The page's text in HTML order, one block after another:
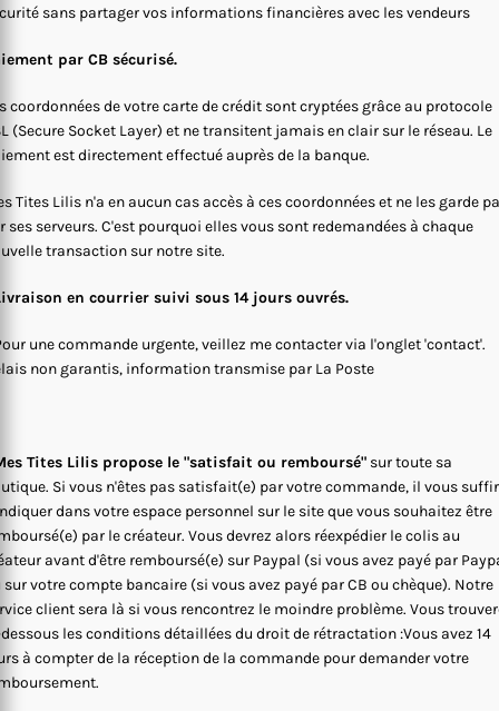
sans partager vos informations financières avec les vendeurs
par CB sécurisé.
coordonnées de votre carte de crédit sont cryptées grâce au protocole
(Secure Socket Layer) et ne transitent jamais en clair sur le réseau. Le
est directement effectué auprès de la banque.
Tites Lilis n'a en aucun cas accès à ces coordonnées et ne les garde
ses serveurs. C'est pourquoi elles vous sont redemandées à chaque
transaction sur notre site.
en courrier suivi sous 14 jours ouvrés.
une commande urgente, veillez me contacter via l'onglet 'contact'.
non garantis, information transmise par La Poste
Tites Lilis propose le "satisfait ou remboursé" sur toute sa
Si vous n'êtes pas satisfait(e) par votre commande, il vous
dans votre espace personnel sur le site que vous souhaitez être
par le créateur. Vous devrez alors réexpédier le colis au
avant d'être remboursé(e) sur Paypal (si vous avez payé par
sur votre compte bancaire (si vous avez payé par CB ou chèque). Notre
client sera là si vous rencontrez le moindre problème. Vous
les conditions détaillées du droit de rétractation :Vous avez 14
à compter de la réception de la commande pour demander votre